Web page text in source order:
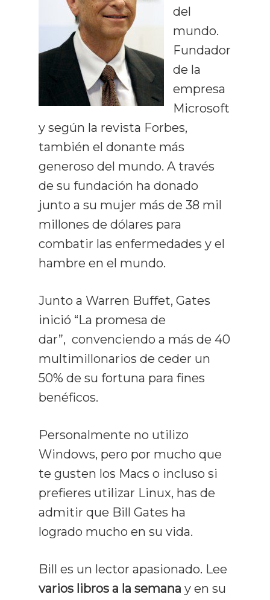
del
mundo.
Fundador
de la
empresa
Microsoft
y según la revista Forbes,
también el donante más
generoso del mundo. A través
de su fundación ha donado
junto a su mujer más de 38 mil
millones de dólares para
combatir las enfermedades y el
hambre en el mundo.
Junto a Warren Buffet, Gates
inició “La promesa de
dar”, convenciendo a más de 40
multimillonarios de ceder un
50% de su fortuna para fines
benéficos.
Personalmente no utilizo
Windows, pero por mucho que
te gusten los Macs o incluso si
prefieres utilizar Linux, has de
admitir que Bill Gates ha
logrado mucho en su vida.
Bill es un lector apasionado. Lee
varios libros a la semana y en su